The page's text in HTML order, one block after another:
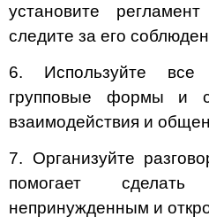
установите
следите за его
6. Используйте все
групповые формы и
взаимодействия и
7. Организуйте
помогает
непринужденным и